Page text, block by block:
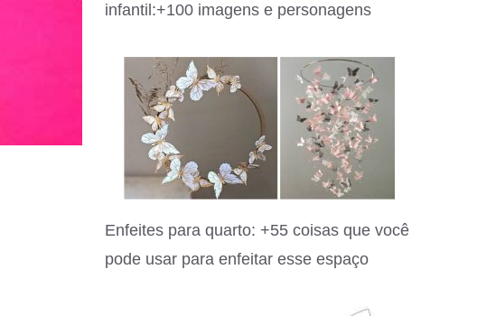
infantil:+100 imagens e personagens
Enfeites para quarto: +55 coisas que você
pode usar para enfeitar esse espaço